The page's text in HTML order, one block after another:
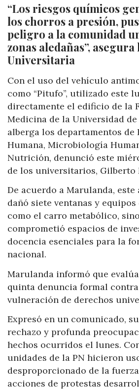
“Los riesgos químicos
los chorros a presión,
peligro a la comunidad
zonas aledañas”,
Universitaria
Con el uso del vehículo
como “Pitufo”, utilizado este
directamente el edificio de la
Medicina de la Universidad de
alberga los departamentos de
Humana, Microbiología
Nutrición, denunció este
de los universitarios, Gilberto
De acuerdo a Marulanda, este
dañó siete ventanas y
como el carro metabólico,
comprometió espacios de
docencia esenciales para la
nacional.
Marulanda informó que
quinta denuncia formal
vulneración de derechos
Expresó en un comunicado,
rechazo y profunda
hechos ocurridos el lunes.
unidades de la PN hicieron
desproporcionado de la
acciones de protestas